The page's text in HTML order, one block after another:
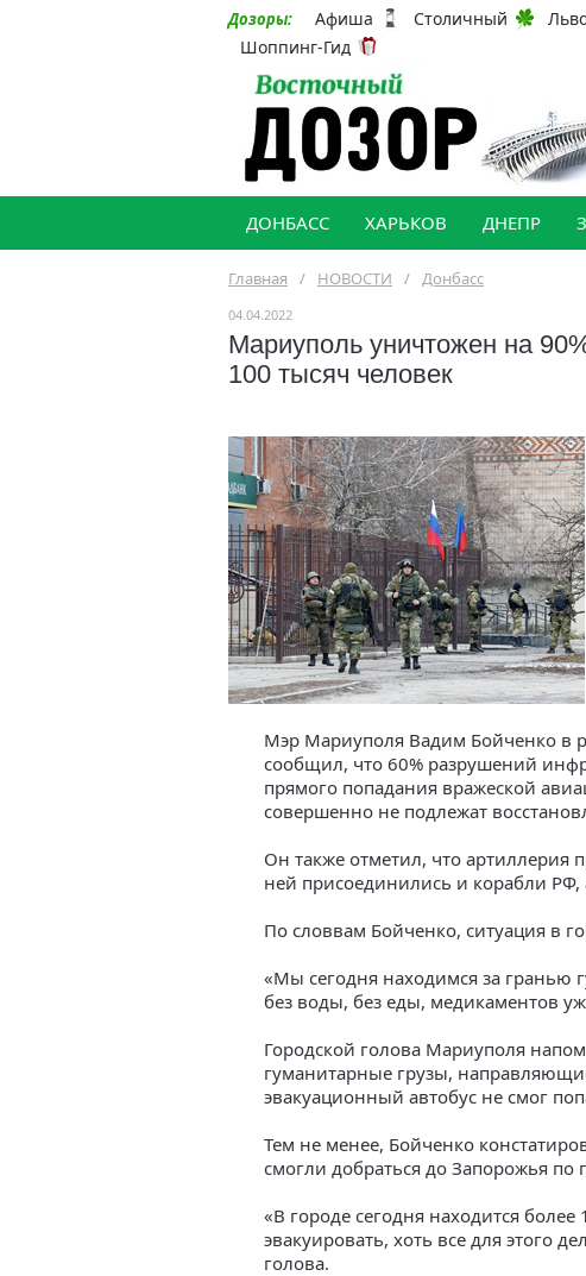
Дозоры: Афиша Столичный
Шоппинг-Гид
ДОНБАСС ХАРЬКОВ ДНЕПР
Главная / НОВОСТИ / Донбасс
04.04.2022
Мариуполь уничтожен на
100 тысяч человек
Мэр Мариуполя Вадим Бойченко в
сообщил, что 60% разрушений
прямого попадания вражеской
совершенно не подлежат
Он также отметил, что артиллерия
ней присоединились и корабли
По словвам Бойченко, ситуация в
«Мы сегодня находимся за гранью
без воды, без еды, медикаментов
Городской голова Мариуполя
гуманитарные грузы,
эвакуационный автобус не смог
Тем не менее, Бойченко
смогли добраться до Запорожья по
«В городе сегодня находится
эвакуировать, хоть все для этого
голова.